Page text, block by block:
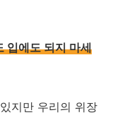
입에도 되지 마세
지만 우리의 위장